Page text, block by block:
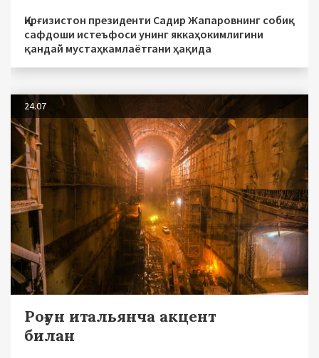
Қирғизистон президенти Садир Жапаровнинг собиқ
сафдоши истеъфоси унинг яккаҳокимлигини
қандай мустаҳкамлаётгани ҳақида
24.07
Роғун итальянча акцент
билан